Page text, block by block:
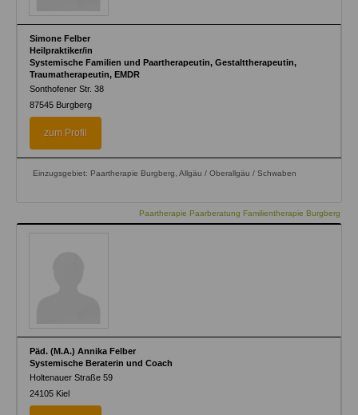
Simone Felber
Heilpraktiker/in
Systemische Familien und Paartherapeutin, Gestalttherapeutin,
Traumatherapeutin, EMDR
Sonthofener Str. 38
87545 Burgberg
zum Profil
Einzugsgebiet: Paartherapie Burgberg, Allgäu / Oberallgäu / Schwaben
Paartherapie Paarberatung Familientherapie Burgberg
Päd. (M.A.) Annika Felber
Systemische Beraterin und Coach
Holtenauer Straße 59
24105 Kiel